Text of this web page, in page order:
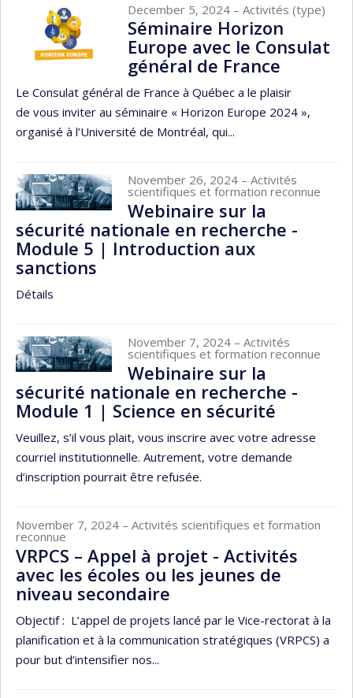
December 5, 2024 – Activités (type)
Séminaire Horizon
Europe avec le Consulat
général de France
Le Consulat général de France à Québec a le plaisir
de vous inviter au séminaire « Horizon Europe 2024 »,
organisé à l’Université de Montréal, qui...
November 26, 2024 – Activités
scientifiques et formation reconnue
Webinaire sur la
sécurité nationale en recherche -
Module 5 | Introduction aux
sanctions
Détails
November 7, 2024 – Activités
scientifiques et formation reconnue
Webinaire sur la
sécurité nationale en recherche -
Module 1 | Science en sécurité
Veuillez, s’il vous plait, vous inscrire avec votre adresse
courriel institutionnelle. Autrement, votre demande
d’inscription pourrait être refusée.
November 7, 2024 – Activités scientifiques et formation
reconnue
VRPCS – Appel à projet - Activités
avec les écoles ou les jeunes de
niveau secondaire
Objectif : L’appel de projets lancé par le Vice-rectorat à la
planification et à la communication stratégiques (VRPCS) a
pour but d’intensifier nos...